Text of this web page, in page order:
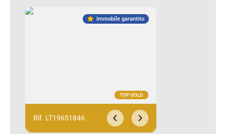
Immobile garantito
Rif. LT19651846